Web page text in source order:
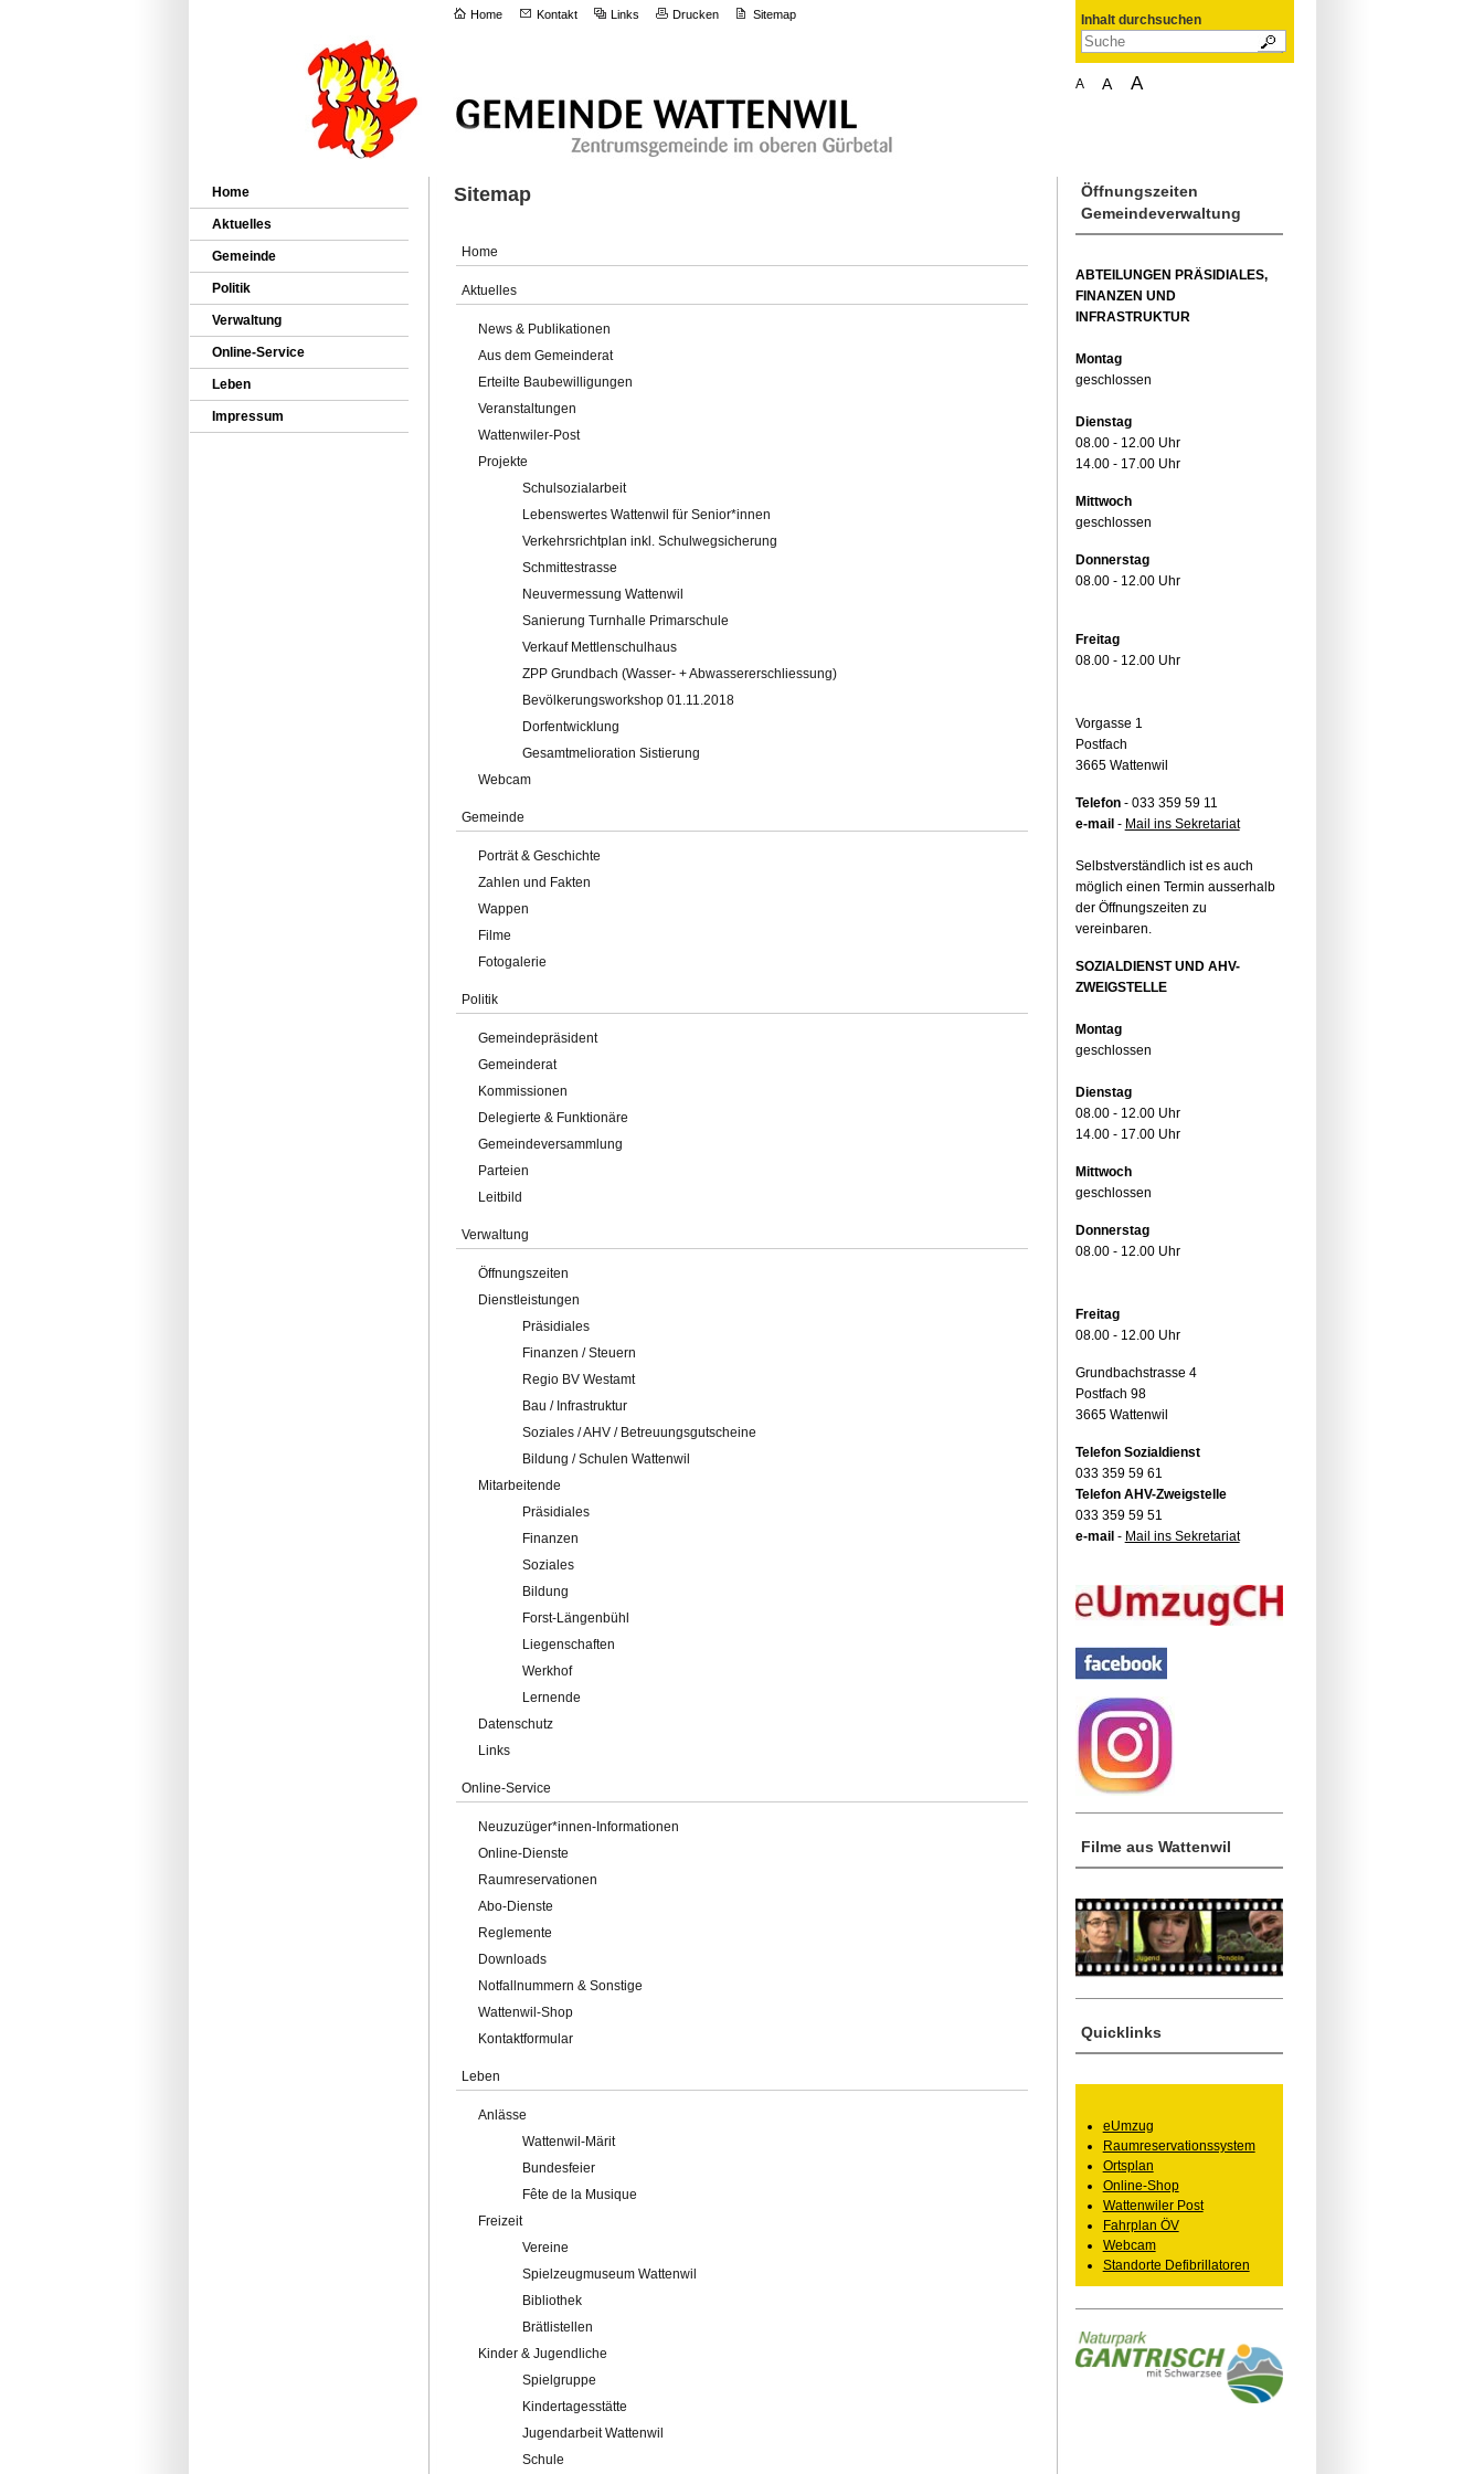
Home Kontakt Links Drucken Sitemap Inhalt durchsuchen
A A A
Home
Aktuelles
Gemeinde
Politik
Verwaltung
Online-Service
Leben
Impressum
Sitemap
Home
Aktuelles
News & Publikationen
Aus dem Gemeinderat
Erteilte Baubewilligungen
Veranstaltungen
Wattenwiler-Post
Projekte
Schulsozialarbeit
Lebenswertes Wattenwil für Senior*innen
Verkehrsrichtplan inkl. Schulwegsicherung
Schmittestrasse
Neuvermessung Wattenwil
Sanierung Turnhalle Primarschule
Verkauf Mettlenschulhaus
ZPP Grundbach (Wasser- + Abwassererschliessung)
Bevölkerungsworkshop 01.11.2018
Dorfentwicklung
Gesamtmelioration Sistierung
Webcam
Gemeinde
Porträt & Geschichte
Zahlen und Fakten
Wappen
Filme
Fotogalerie
Politik
Gemeindepräsident
Gemeinderat
Kommissionen
Delegierte & Funktionäre
Gemeindeversammlung
Parteien
Leitbild
Verwaltung
Öffnungszeiten
Dienstleistungen
Präsidiales
Finanzen / Steuern
Regio BV Westamt
Bau / Infrastruktur
Soziales / AHV / Betreuungsgutscheine
Bildung / Schulen Wattenwil
Mitarbeitende
Präsidiales
Finanzen
Soziales
Bildung
Forst-Längenbühl
Liegenschaften
Werkhof
Lernende
Datenschutz
Links
Online-Service
Neuzuzüger*innen-Informationen
Online-Dienste
Raumreservationen
Abo-Dienste
Reglemente
Downloads
Notfallnummern & Sonstige
Wattenwil-Shop
Kontaktformular
Leben
Anlässe
Wattenwil-Märit
Bundesfeier
Fête de la Musique
Freizeit
Vereine
Spielzeugmuseum Wattenwil
Bibliothek
Brätlistellen
Kinder & Jugendliche
Spielgruppe
Kindertagesstätte
Jugendarbeit Wattenwil
Schule
Öffnungszeiten
Gemeindeverwaltung
ABTEILUNGEN PRÄSIDIALES,
FINANZEN UND
INFRASTRUKTUR
Montag
geschlossen
Dienstag
08.00 - 12.00 Uhr
14.00 - 17.00 Uhr
Mittwoch
geschlossen
Donnerstag
08.00 - 12.00 Uhr
Freitag
08.00 - 12.00 Uhr
Vorgasse 1
Postfach
3665 Wattenwil
Telefon- 033 359 59 11
e-mail - Mail ins Sekretariat
Selbstverständlich ist es auch
möglich einen Termin ausserhalb
der Öffnungszeiten zu
vereinbaren.
SOZIALDIENST UND AHV-
ZWEIGSTELLE
Montag
geschlossen
Dienstag
08.00 - 12.00 Uhr
14.00 - 17.00 Uhr
Mittwoch
geschlossen
Donnerstag
08.00 - 12.00 Uhr
Freitag
08.00 - 12.00 Uhr
Grundbachstrasse 4
Postfach 98
3665 Wattenwil
Telefon Sozialdienst
033 359 59 61
Telefon AHV-Zweigstelle
033 359 59 51
e-mail - Mail ins Sekretariat
Filme aus Wattenwil
Quicklinks
eUmzug
Raumreservationssystem
Ortsplan
Online-Shop
Wattenwiler Post
Fahrplan ÖV
Webcam
Standorte Defibrillatoren